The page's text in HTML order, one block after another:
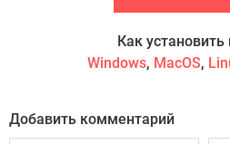
Как
Windows, MacOS,
Добавить комментарий